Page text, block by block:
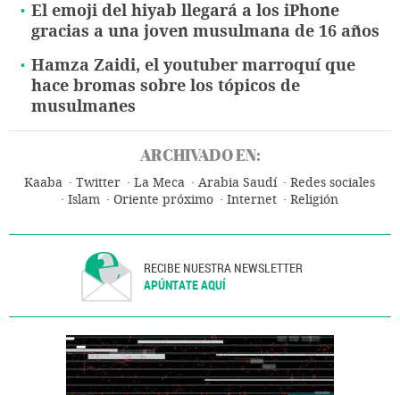
El emoji del hiyab llegará a los iPhone
gracias a una joven musulmana de 16 años
Hamza Zaidi, el youtuber marroquí que
hace bromas sobre los tópicos de
musulmanes
ARCHIVADO EN:
Kaaba Twitter La Meca Arabia Saudí
Redes sociales
Islam
Oriente próximo Internet Religión
RECIBE NUESTRA NEWSLETTER
APÚNTATE AQUÍ